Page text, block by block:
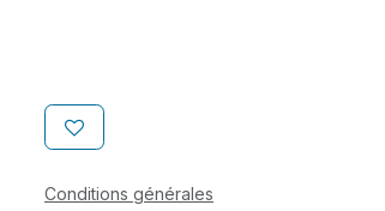
Conditions générales